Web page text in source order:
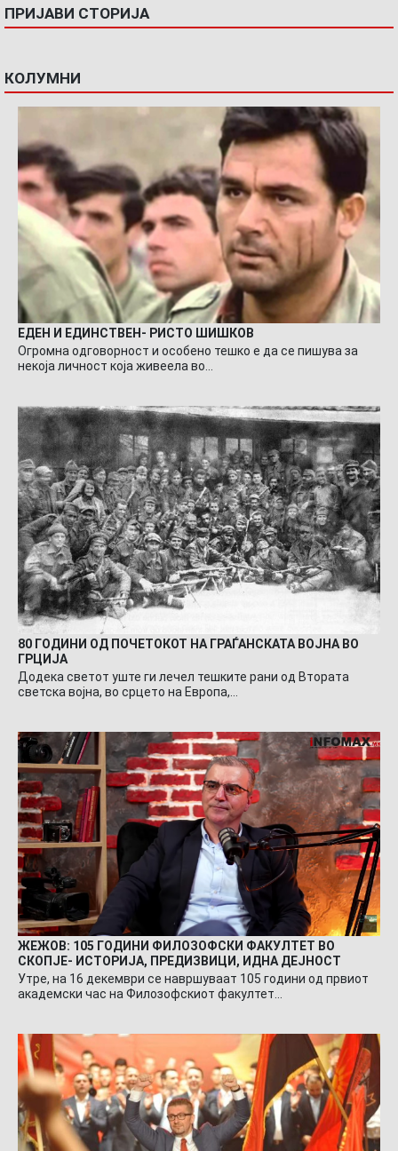
ПРИЈАВИ СТОРИЈА
КОЛУМНИ
ЕДЕН И ЕДИНСТВЕН- РИСТО ШИШКОВ
Огромна одговорност и особено тешко е да се пишува за
некоја личност која живеела во…
80 ГОДИНИ ОД ПОЧЕТОКОТ НА ГРАЃАНСКАТА ВОЈНА ВО
ГРЦИЈА
Додека светот уште ги лечел тешките рани од Втората
светска војна, во срцето на Европа,…
ЖЕЖОВ: 105 ГОДИНИ ФИЛОЗОФСКИ ФАКУЛТЕТ ВО
СКОПЈЕ- ИСТОРИЈА, ПРЕДИЗВИЦИ, ИДНА ДЕЈНОСТ
Утре, на 16 декември се навршуваат 105 години од првиот
академски час на Филозофскиот факултет…